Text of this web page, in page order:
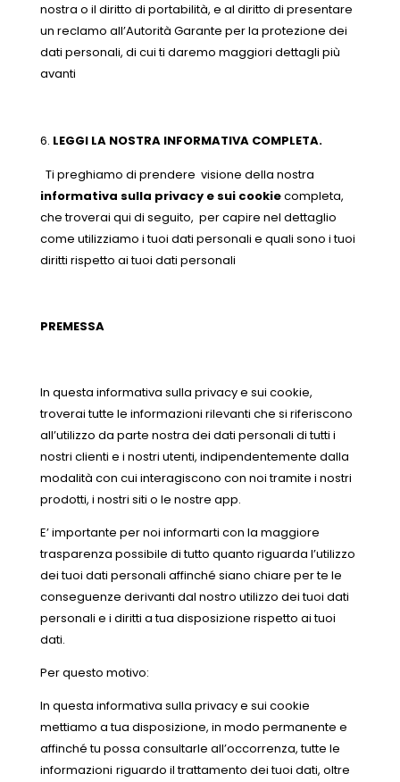
nostra o il diritto di portabilità, e al diritto di presentare
un reclamo all’Autorità Garante per la protezione dei
dati personali, di cui ti daremo maggiori dettagli più
avanti
LEGGI LA NOSTRA INFORMATIVA COMPLETA.
Ti preghiamo di prendere visione della nostra
informativa sulla privacy e sui cookiecompleta,
che troverai qui di seguito, per capire nel dettaglio
come utilizziamo i tuoi dati personali e quali sono i tuoi
diritti rispetto ai tuoi dati personali
PREMESSA
In questa informativa sulla privacy e sui cookie,
troverai tutte le informazioni rilevanti che si riferiscono
all’utilizzo da parte nostra dei dati personali di tutti i
nostri clienti e i nostri utenti, indipendentemente dalla
modalità con cui interagiscono con noi tramite i nostri
prodotti, i nostri siti o le nostre app.
E’ importante per noi informarti con la maggiore
trasparenza possibile di tutto quanto riguarda l’utilizzo
dei tuoi dati personali affinché siano chiare per te le
conseguenze derivanti dal nostro utilizzo dei tuoi dati
personali e i diritti a tua disposizione rispetto ai tuoi
dati.
Per questo motivo:
In questa informativa sulla privacy e sui cookie
mettiamo a tua disposizione, in modo permanente e
affinché tu possa consultarle all’occorrenza, tutte le
informazioni riguardo il trattamento dei tuoi dati, oltre